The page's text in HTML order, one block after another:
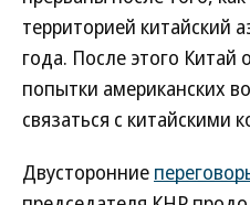
территорией китайский
года. После этого
попытки американских
связаться с китайскими
Двусторонние